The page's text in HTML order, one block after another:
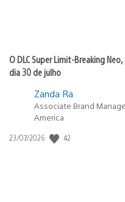
O DLC Super Limit-Breaking
dia 30 de julho
Zanda Ra
Associate Brand
America
Data
23/07/2026 42